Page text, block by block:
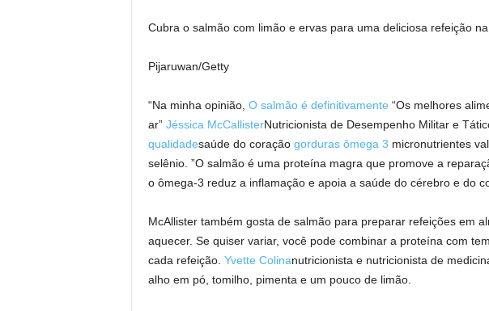
Cubra o salmão com limão e ervas para uma deliciosa refeição na
Pijaruwan/Getty
“Na minha opinião, O salmão é definitivamente “Os melhores
ar” Jéssica McCallisterNutricionista de Desempenho Militar e
qualidadesaúde do coração gorduras ômega 3 micronutrientes
selênio. ”O salmão é uma proteína magra que promove a
o ômega-3 reduz a inflamação e apoia a saúde do cérebro e do
McAllister também gosta de salmão para preparar refeições em
aquecer. Se quiser variar, você pode combinar a proteína com
cada refeição. Yvette Colinanutricionista e nutricionista de
alho em pó, tomilho, pimenta e um pouco de limão.